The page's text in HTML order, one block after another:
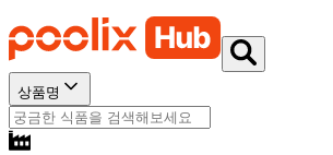
상품명